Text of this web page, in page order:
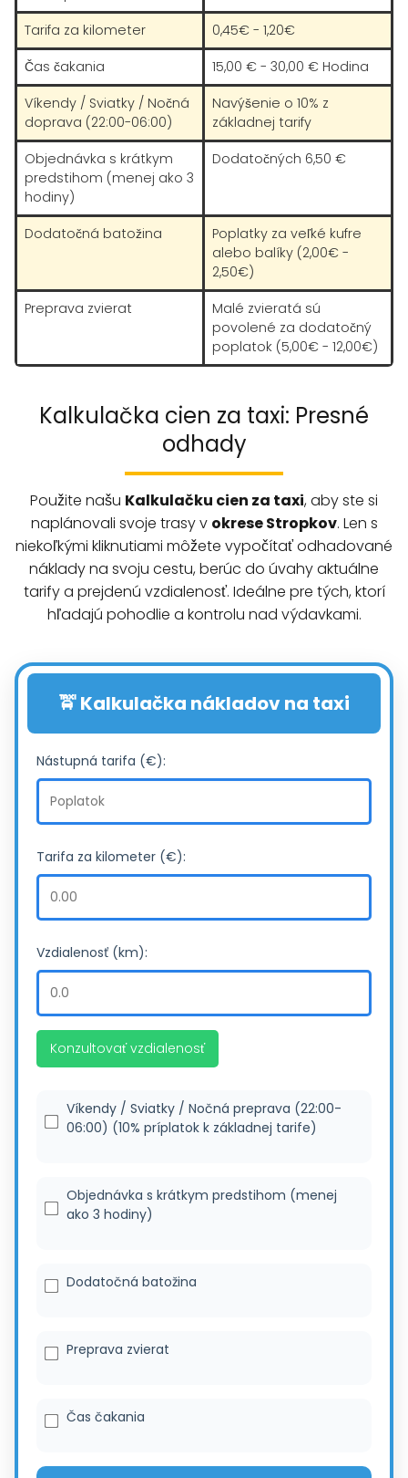
Tarifa za kilometer
0,45€ - 1,20€
Čas čakania
15,00 € - 30,00 € Hodina
Víkendy / Sviatky / Nočná
doprava (22:00-06:00)
Navýšenie o 10% z
základnej tarify
Objednávka s krátkym
predstihom (menej ako 3
hodiny)
Dodatočných 6,50 €
Dodatočná batožina
Poplatky za veľké kufre
alebo balíky (2,00€ -
2,50€)
Preprava zvierat
Malé zvieratá sú
povolené za dodatočný
poplatok (5,00€ - 12,00€)
Kalkulačka cien za taxi: Presné
odhady
Použite našu Kalkulačku cien za taxi, aby ste si
naplánovali svoje trasy v okrese Stropkov. Len s
niekoľkými kliknutiami môžete vypočítať odhadované
náklady na svoju cestu, berúc do úvahy aktuálne
tarify a prejdenú vzdialenosť. Ideálne pre tých, ktorí
hľadajú pohodlie a kontrolu nad výdavkami.
🚖 Kalkulačka nákladov na taxi
Nástupná tarifa (€):
Tarifa za kilometer (€):
Vzdialenosť (km):
Konzultovať vzdialenosť
Víkendy / Sviatky / Nočná preprava (22:00-
06:00) (10% príplatok k základnej tarife)
Objednávka s krátkym predstihom (menej
ako 3 hodiny)
Dodatočná batožina
Preprava zvierat
Čas čakania